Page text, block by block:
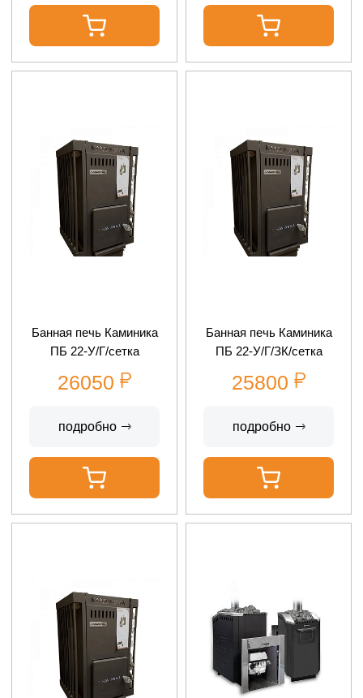
Банная печь Каминика
ПБ 22-У/Г/сетка
26050
подробно
Банная печь Каминика
ПБ 22-У/Г/ЗК/сетка
25800
подробно